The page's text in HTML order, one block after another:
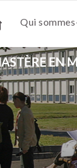
Qui
EN